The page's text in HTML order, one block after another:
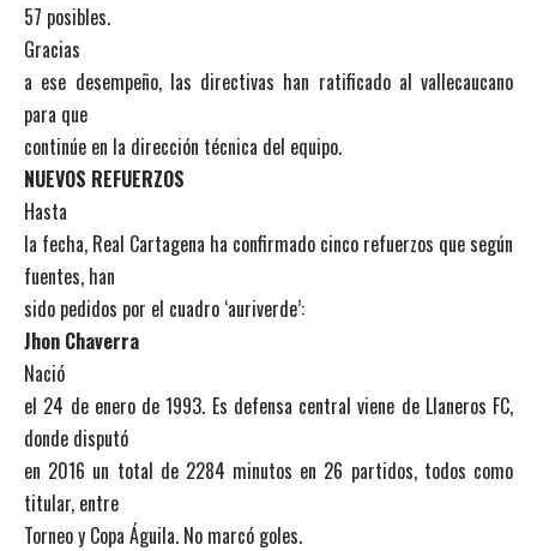
57 posibles.
Gracias
a ese desempeño, las directivas han ratificado al vallecaucano
para que
continúe en la dirección técnica del equipo.
NUEVOS REFUERZOS
Hasta
la fecha, Real Cartagena ha confirmado cinco refuerzos que según
fuentes, han
sido pedidos por el cuadro ‘auriverde’:
Jhon Chaverra
Nació
el 24 de enero de 1993. Es defensa central viene de Llaneros FC,
donde disputó
en 2016 un total de 2284 minutos en 26 partidos, todos como
titular, entre
Torneo y Copa Águila. No marcó goles.